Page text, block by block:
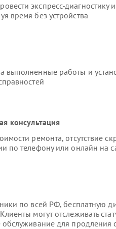
экспресс-диагностику и
время без устройства
выполненные работы и
консультация
ремонта, отсутствие
по телефону или онлайн на
по всей РФ, бесплатную
могут отслеживать
обслуживание для продления